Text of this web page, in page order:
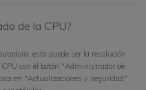
de la CPU?
esta puede ser la resolución
con el botón "Administrador de
en "Actualizaciones y seguridad"